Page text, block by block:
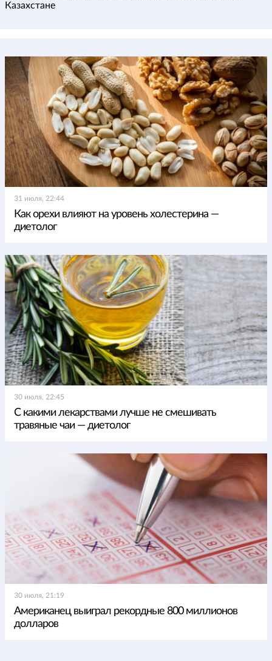
Казахстане
31 июля, 22:44
Как орехи влияют на уровень холестерина —
диетолог
30 июля, 22:45
С какими лекарствами лучше не смешивать
травяные чаи — диетолог
30 июля, 21:19
Американец выиграл рекордные 800 миллионов
долларов